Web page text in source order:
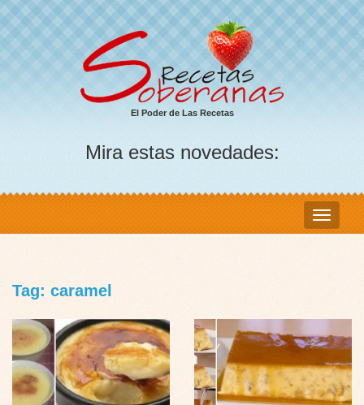
El Poder de Las Recetas
Mira estas novedades:
Tag: caramel